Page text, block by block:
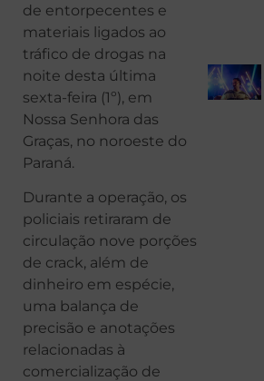
de entorpecentes e
materiais ligados ao
tráfico de drogas na
noite desta última
sexta-feira (1º), em
Nossa Senhora das
Graças, no noroeste do
Paraná.
Durante a operação, os
policiais retiraram de
circulação nove porções
de crack, além de
dinheiro em espécie,
uma balança de
precisão e anotações
relacionadas à
comercialização de